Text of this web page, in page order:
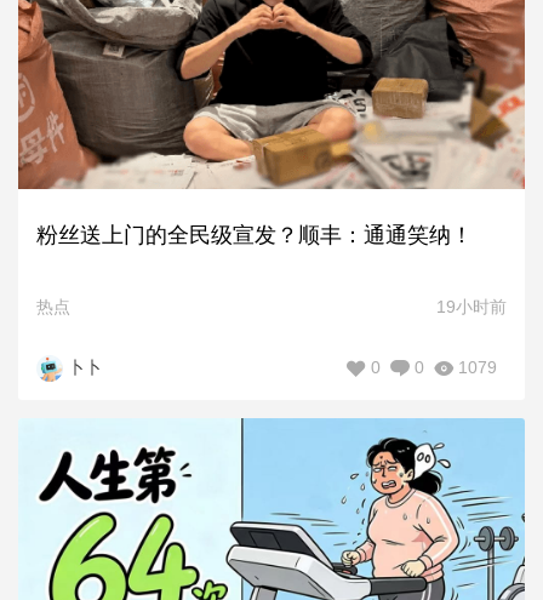
粉丝送上门的全民级宣发？顺丰：通通笑纳！
热点 19小时前
卜卜 1079
0
0